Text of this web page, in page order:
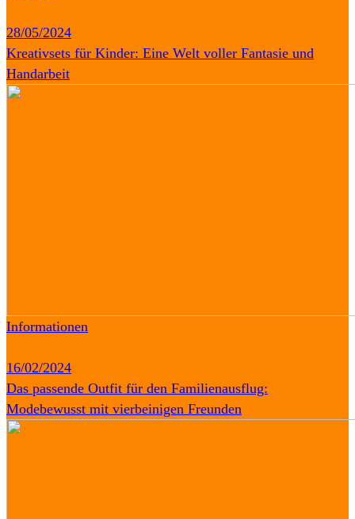
28/05/2024
Kreativsets für Kinder: Eine Welt voller Fantasie und
Handarbeit
Informationen
16/02/2024
Das passende Outfit für den Familienausflug:
Modebewusst mit vierbeinigen Freunden